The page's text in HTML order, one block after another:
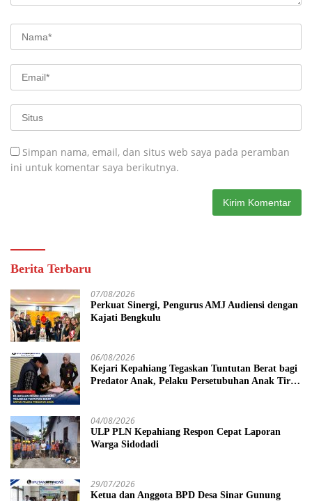
Simpan nama, email, dan situs web saya pada peramban
ini untuk komentar saya berikutnya.
Berita Terbaru
07/08/2026
Perkuat Sinergi, Pengurus AMJ Audiensi dengan
Kajati Bengkulu
06/08/2026
Kejari Kepahiang Tegaskan Tuntutan Berat bagi
Predator Anak, Pelaku Persetubuhan Anak Tiri
04/08/2026
ULP PLN Kepahiang Respon Cepat Laporan
Warga Sidodadi
29/07/2026
Ketua dan Anggota BPD Desa Sinar Gunung